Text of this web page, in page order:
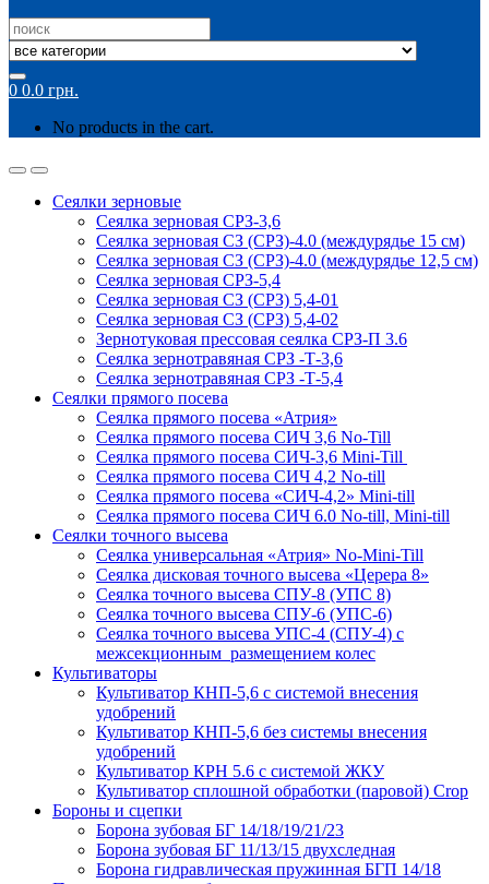
Search
for:
0 0.0 грн.
No products in the cart.
Сеялки зерновые
Сеялка зерновая СРЗ-3,6
Сеялка зерновая СЗ (СРЗ)-4.0 (междурядье 15 см)
Сеялка зерновая СЗ (СРЗ)-4.0 (междурядье 12,5 см)
Сеялка зерновая СРЗ-5,4
Сеялка зерновая СЗ (СРЗ) 5,4-01
Сеялка зерновая СЗ (СРЗ) 5,4-02
Зернотуковая прессовая сеялка СРЗ-П 3.6
Сеялка зернотравяная СРЗ -Т-3,6
Сеялка зернотравяная СРЗ -Т-5,4
Сеялки прямого посева
Сеялка прямого посева «Атрия»
Сеялка прямого посева СИЧ 3,6 No-Till
Сеялка прямого посева СИЧ-3,6 Mini-Till
Сеялка прямого посева СИЧ 4,2 No-till
Сеялка прямого посева «СИЧ-4,2» Mini-till
Сеялка прямого посева СИЧ 6.0 No-till, Mini-till
Сеялки точного высева
Сеялка универсальная «Атрия» No-Mini-Till
Сеялка дисковая точного высева «Церера 8»
Сеялка точного высева СПУ-8 (УПС 8)
Сеялка точного высева СПУ-6 (УПС-6)
Сеялка точного высева УПС-4 (СПУ-4) с
межсекционным размещением колес
Культиваторы
Культиватор КНП-5,6 с системой внесения
удобрений
Культиватор КНП-5,6 без системы внесения
удобрений
Культиватор КРН 5.6 с системой ЖКУ
Культиватор сплошной обработки (паровой) Crop
Бороны и сцепки
Борона зубовая БГ 14/18/19/21/23
Борона зубовая БГ 11/13/15 двухследная
Борона гидравлическая пружинная БГП 14/18